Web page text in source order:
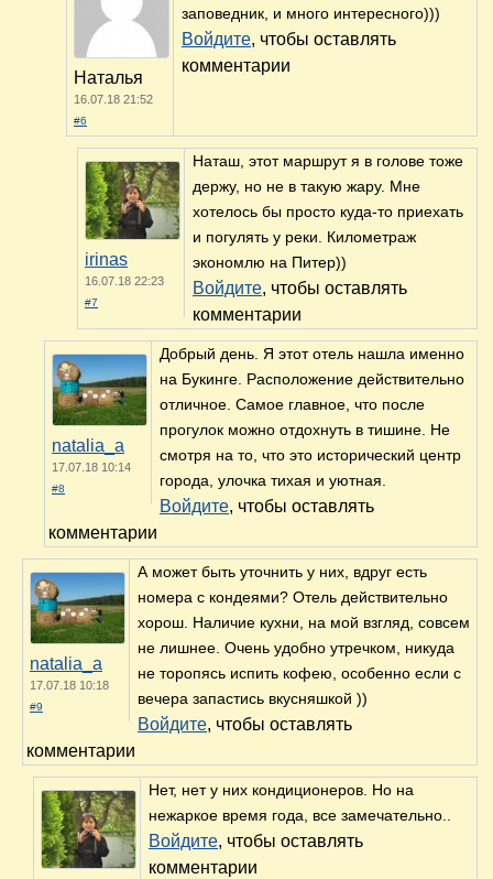
Наталья
16.07.18 21:52
#6
заповедник, и много интересного)))
Войдите, чтобы оставлять
комментарии
irinas
16.07.18 22:23
#7
Наташ, этот маршрут я в голове тоже
держу, но не в такую жару. Мне
хотелось бы просто куда-то приехать
и погулять у реки. Километраж
экономлю на Питер))
Войдите, чтобы оставлять
комментарии
natalia_a
17.07.18 10:14
#8
Добрый день. Я этот отель нашла именно
на Букинге. Расположение действительно
отличное. Самое главное, что после
прогулок можно отдохнуть в тишине. Не
смотря на то, что это исторический центр
города, улочка тихая и уютная.
Войдите, чтобы оставлять
комментарии
natalia_a
17.07.18 10:18
#9
А может быть уточнить у них, вдруг есть
номера с кондеями? Отель действительно
хорош. Наличие кухни, на мой взгляд, совсем
не лишнее. Очень удобно утречком, никуда
не торопясь испить кофею, особенно если с
вечера запастись вкусняшкой ))
Войдите, чтобы оставлять
комментарии
Нет, нет у них кондиционеров. Но на
нежаркое время года, все замечательно..
Войдите, чтобы оставлять
комментарии